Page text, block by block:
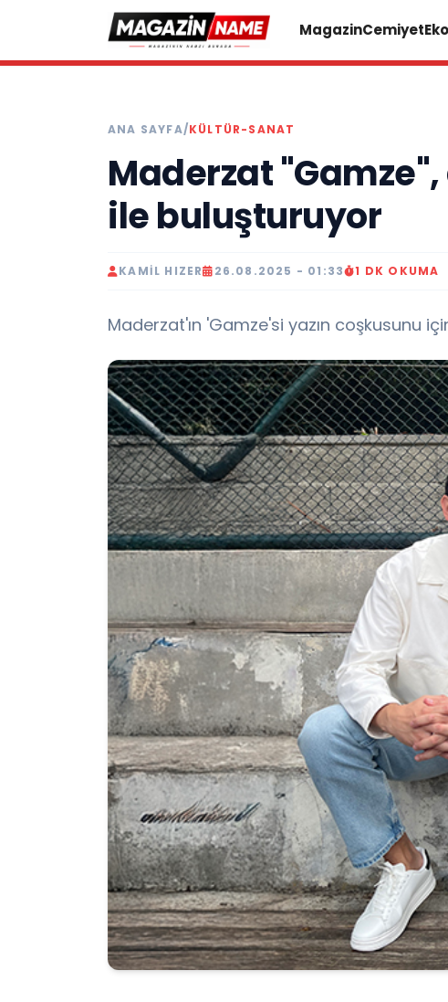
MagazinCemiyet
ANA SAYFA/KÜLTÜR-SANAT
Maderzat "Gamze",
ile buluşturuyor
KAMIL HIZER 26.08.2025 - 01:33 1 DK OKUMA
Maderzat'ın 'Gamze'si yazın coşkusunu